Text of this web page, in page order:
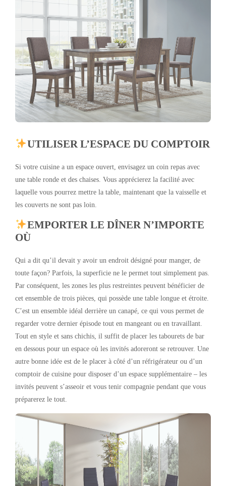
UTILISER L’ESPACE DU COMPTOIR
Si votre cuisine a un espace ouvert, envisagez un coin repas avec
une table ronde et des chaises. Vous apprécierez la facilité avec
laquelle vous pourrez mettre la table, maintenant que la vaisselle et
les couverts ne sont pas loin.
EMPORTER LE DÎNER N’IMPORTE
OÙ
Qui a dit qu’il devait y avoir un endroit désigné pour manger, de
toute façon? Parfois, la superficie ne le permet tout simplement pas.
Par conséquent, les zones les plus restreintes peuvent bénéficier de
cet ensemble de trois pièces, qui possède une table longue et étroite.
C’est un ensemble idéal derrière un canapé, ce qui vous permet de
regarder votre dernier épisode tout en mangeant ou en travaillant.
Tout en style et sans chichis, il suffit de placer les tabourets de bar
en dessous pour un espace où les invités adoreront se retrouver. Une
autre bonne idée est de le placer à côté d’un réfrigérateur ou d’un
comptoir de cuisine pour disposer d’un espace supplémentaire – les
invités peuvent s’asseoir et vous tenir compagnie pendant que vous
préparerez le tout.